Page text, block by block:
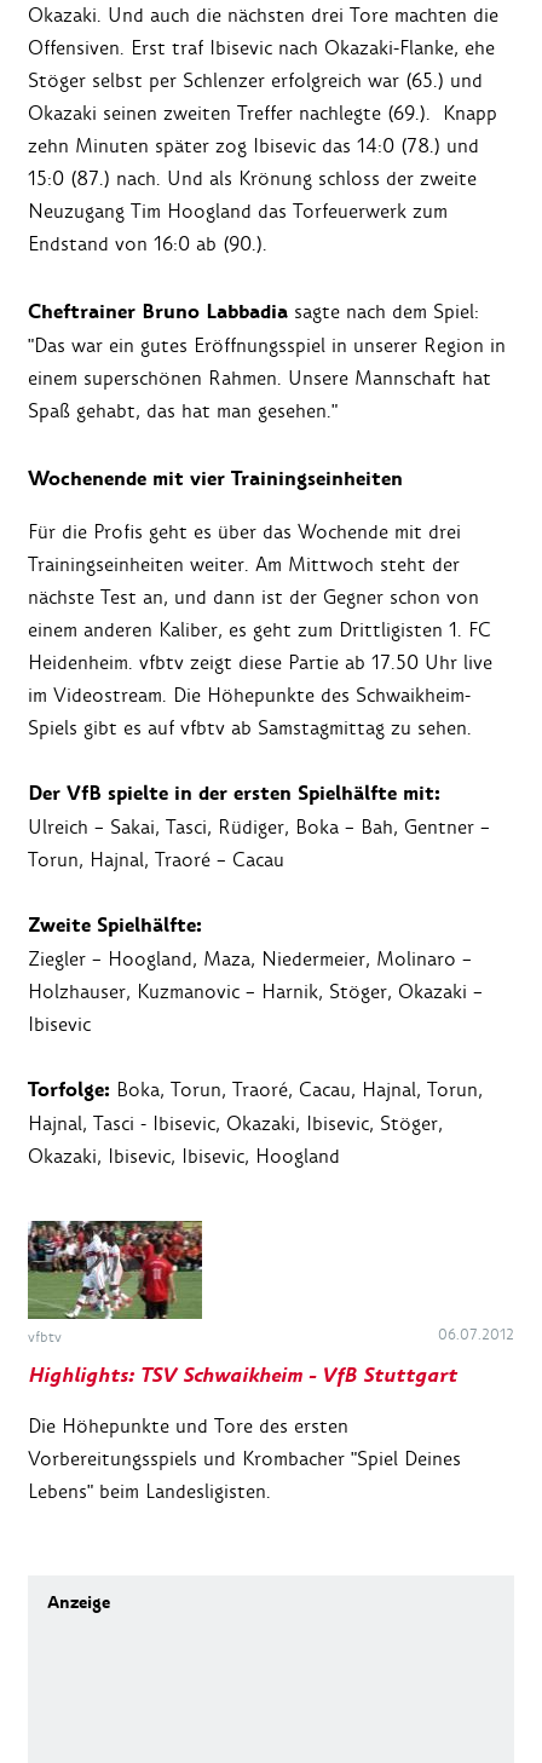
Okazaki. Und auch die nächsten drei Tore machten die
Offensiven. Erst traf Ibisevic nach Okazaki-Flanke, ehe
Stöger selbst per Schlenzer erfolgreich war (65.) und
Okazaki seinen zweiten Treffer nachlegte (69.). Knapp
zehn Minuten später zog Ibisevic das 14:0 (78.) und
15:0 (87.) nach. Und als Krönung schloss der zweite
Neuzugang Tim Hoogland das Torfeuerwerk zum
Endstand von 16:0 ab (90.).
Cheftrainer Bruno Labbadia sagte nach dem Spiel:
"Das war ein gutes Eröffnungsspiel in unserer Region in
einem superschönen Rahmen. Unsere Mannschaft hat
Spaß gehabt, das hat man gesehen."
Wochenende mit vier Trainingseinheiten
Für die Profis geht es über das Wochende mit drei
Trainingseinheiten weiter. Am Mittwoch steht der
nächste Test an, und dann ist der Gegner schon von
einem anderen Kaliber, es geht zum Drittligisten 1. FC
Heidenheim. vfbtv zeigt diese Partie ab 17.50 Uhr live
im Videostream. Die Höhepunkte des Schwaikheim-
Spiels gibt es auf vfbtv ab Samstagmittag zu sehen.
Der VfB spielte in der ersten Spielhälfte mit:
Ulreich – Sakai, Tasci, Rüdiger, Boka – Bah, Gentner –
Torun, Hajnal, Traoré – Cacau
Zweite Spielhälfte:
Ziegler – Hoogland, Maza, Niedermeier, Molinaro –
Holzhauser, Kuzmanovic – Harnik, Stöger, Okazaki –
Ibisevic
Torfolge: Boka, Torun, Traoré, Cacau, Hajnal, Torun,
Hajnal, Tasci - Ibisevic, Okazaki, Ibisevic, Stöger,
Okazaki, Ibisevic, Ibisevic, Hoogland
vfbtv 06.07.2012
Highlights: TSV Schwaikheim - VfB Stuttgart
Die Höhepunkte und Tore des ersten
Vorbereitungsspiels und Krombacher "Spiel Deines
Lebens" beim Landesligisten.